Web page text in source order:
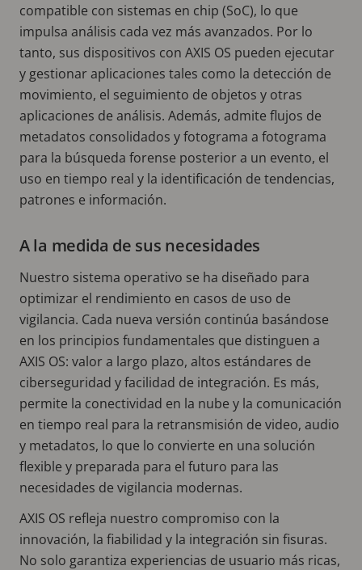
compatible con sistemas en chip (SoC), lo que
impulsa análisis cada vez más avanzados. Por lo
tanto, sus dispositivos con AXIS OS pueden ejecutar
y gestionar aplicaciones tales como la detección de
movimiento, el seguimiento de objetos y otras
aplicaciones de análisis. Además, admite flujos de
metadatos consolidados y fotograma a fotograma
para la búsqueda forense posterior a un evento, el
uso en tiempo real y la identificación de tendencias,
patrones e información.
A la medida de sus necesidades
Nuestro sistema operativo se ha diseñado para
optimizar el rendimiento en casos de uso de
vigilancia. Cada nueva versión continúa basándose
en los principios fundamentales que distinguen a
AXIS OS: valor a largo plazo, altos estándares de
ciberseguridad y facilidad de integración. Es más,
permite la conectividad en la nube y la comunicación
en tiempo real para la retransmisión de video, audio
y metadatos, lo que lo convierte en una solución
flexible y preparada para el futuro para las
necesidades de vigilancia modernas.
AXIS OS refleja nuestro compromiso con la
innovación, la fiabilidad y la integración sin fisuras.
No solo garantiza experiencias de usuario más ricas,